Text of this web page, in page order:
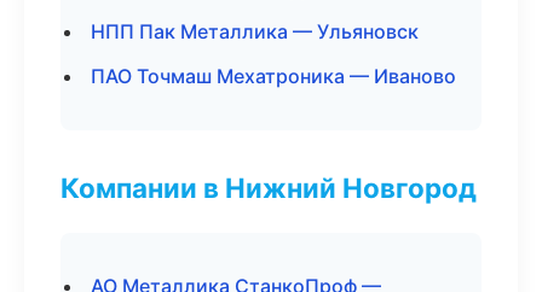
НПП Пак Металлика — Ульяновск
ПАО Точмаш Мехатроника — Иваново
Компании в Нижний Новгород
АО Металлика СтанкоПроф —